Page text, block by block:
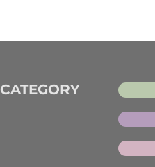
CATEGORY